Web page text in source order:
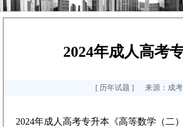
2024年成人高考
[ 历年试题 ] 来源：成考
2024年成人高考专升本《高等数学（二